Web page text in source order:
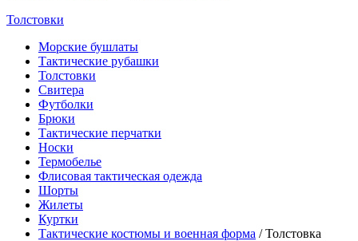
Толстовки
Морские бушлаты
Тактические рубашки
Толстовки
Свитера
Футболки
Брюки
Тактические перчатки
Носки
Термобелье
Флисовая тактическая одежда
Шорты
Жилеты
Куртки
Тактические костюмы и военная форма /Толстовка